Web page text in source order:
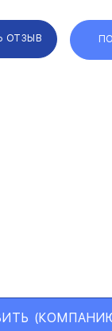
организация п...
ОТЗЫВ